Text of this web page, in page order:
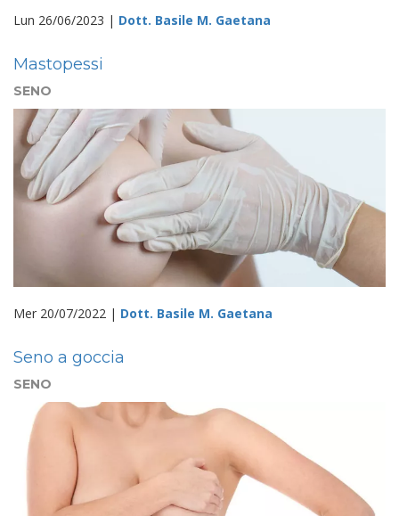
Lun 26/06/2023 | Dott. Basile M. Gaetana
Mastopessi
SENO
Mer 20/07/2022 | Dott. Basile M. Gaetana
Seno a goccia
SENO